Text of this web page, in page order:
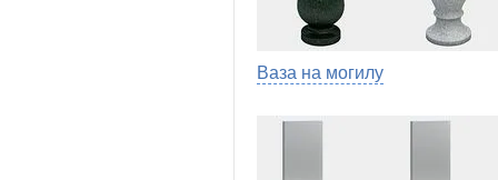
Ваза на могилу